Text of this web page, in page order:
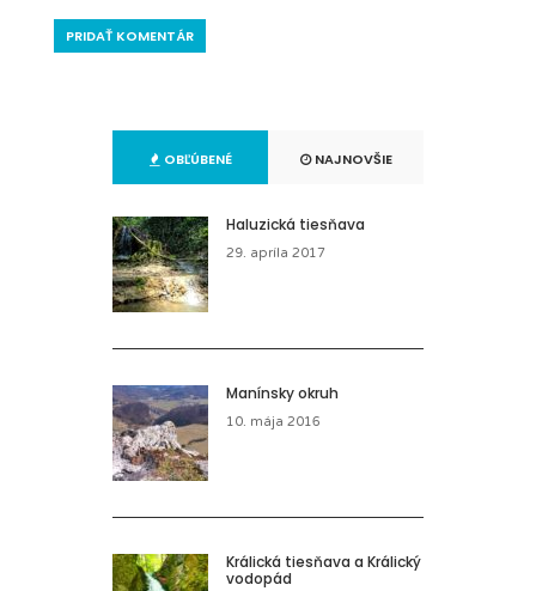
OBĽÚBENÉ NAJNOVŠIE
Haluzická tiesňava
29. apríla 2017
Manínsky okruh
10. mája 2016
Králická tiesňava a Králický
vodopád